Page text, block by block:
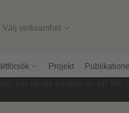
Välj verksamhet
Projekt